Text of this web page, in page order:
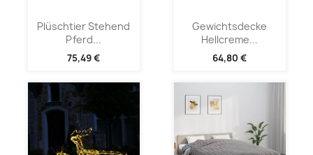
Plüschtier Stehend
Pferd...
75,49 €
Gewichtsdecke
Hellcreme...
64,80 €